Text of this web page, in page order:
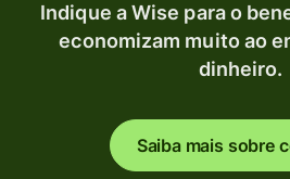
Indique a Wise para o
economizam muito ao
dinheiro.
Saiba mais sobre